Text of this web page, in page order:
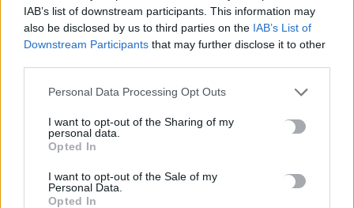
IAB’s list of downstream participants. This information may
also be disclosed by us to third parties on the IAB’s List of
Downstream Participants that may further disclose it to other
Personal Data Processing Opt Outs
I want to opt-out of the Sharing of my
personal data.
Opted In
I want to opt-out of the Sale of my
Personal Data.
Opted In
6 Αυγούστου, 2026
6 Αυγούστου, 2026
MINOAN LINES: Ταξιδεύουμε στη Μήλο με εκπτώσεις έως 50%
Τροχαίο στο ΙΤΕ: Μαζεύουν υπογραφές ζητώντας το